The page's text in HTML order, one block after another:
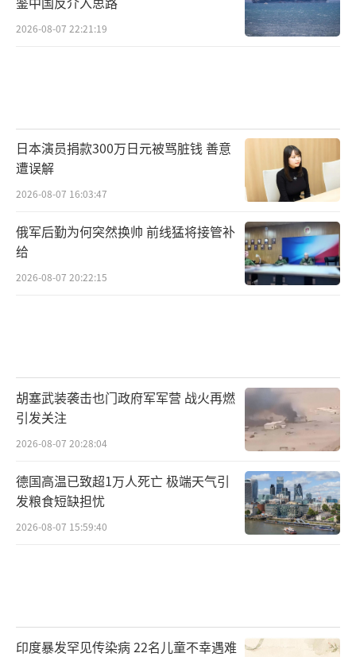
2026-08-07 22:21:19
日本演员捐款300万日元被骂脏钱 善意
遭误解
2026-08-07 16:03:47
俄军后勤为何突然换帅 前线猛将接管补
给
2026-08-07 20:22:15
胡塞武装袭击也门政府军军营 战火再燃
引发关注
2026-08-07 20:28:04
德国高温已致超1万人死亡 极端天气引
发粮食短缺担忧
2026-08-07 15:59:40
印度暴发罕见传染病 22名儿童不幸遇难